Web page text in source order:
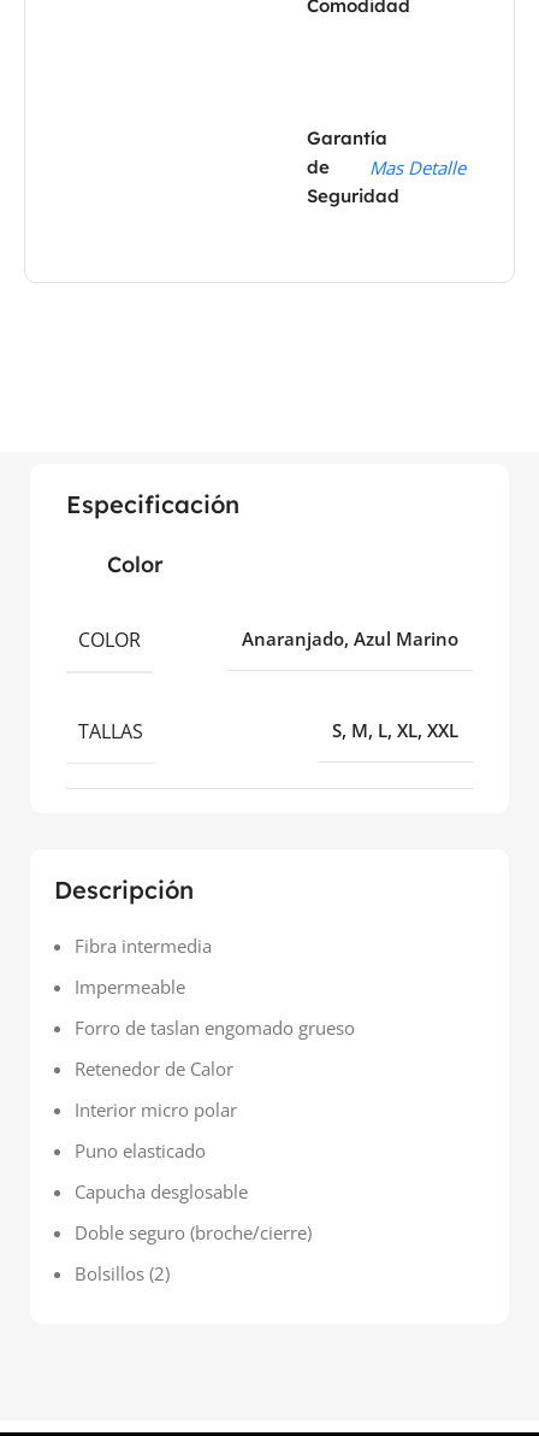
Comodidad
Garantía
de
Seguridad
Mas Detalle
Descripción
Fibra intermedia
Impermeable
Forro de taslan engomado grueso
Retenedor de Calor
Interior micro polar
Puno elasticado
Capucha desglosable
Doble seguro (broche/cierre)
Bolsillos (2)
Especificación
Color
COLOR Anaranjado, Azul Marino
TALLAS S, M, L, XL, XXL